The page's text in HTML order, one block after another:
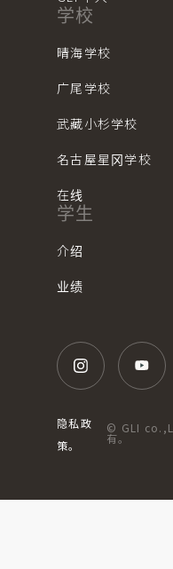
学校
晴海学校
广尾学校
武藏小杉学校
名古屋星冈学校
在线
学生
介绍
业绩
隐私政
策。
© GLI
有。